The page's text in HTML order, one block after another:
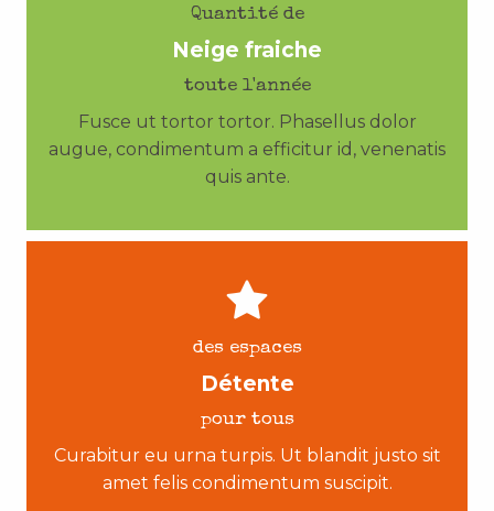
Quantité de
Neige fraiche
toute l'année
Fusce ut tortor tortor. Phasellus dolor
augue, condimentum a efficitur id, venenatis
quis ante.
des espaces
Détente
pour tous
Curabitur eu urna turpis. Ut blandit justo sit
amet felis condimentum suscipit.